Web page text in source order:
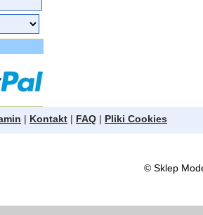
| Kontakt | FAQ | Pliki Cookies
©Sklep